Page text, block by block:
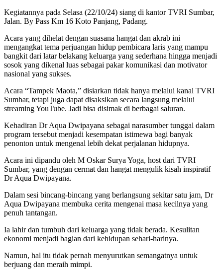
Kegiatannya pada Selasa (22/10/24) siang di kantor TVRI Sumbar,
Jalan. By Pass Km 16 Koto Panjang, Padang.
Acara yang dihelat dengan suasana hangat dan akrab ini
mengangkat tema perjuangan hidup pembicara laris yang mampu
bangkit dari latar belakang keluarga yang sederhana hingga menjadi
sosok yang dikenal luas sebagai pakar komunikasi dan motivator
nasional yang sukses.
Acara “Tampek Maota,” disiarkan tidak hanya melalui kanal TVRI
Sumbar, tetapi juga dapat disaksikan secara langsung melalui
streaming YouTube. Jadi bisa disimak di berbagai saluran.
Kehadiran Dr Aqua Dwipayana sebagai narasumber tunggal dalam
program tersebut menjadi kesempatan istimewa bagi banyak
penonton untuk mengenal lebih dekat perjalanan hidupnya.
Acara ini dipandu oleh M Oskar Surya Yoga, host dari TVRI
Sumbar, yang dengan cermat dan hangat mengulik kisah inspiratif
Dr Aqua Dwipayana.
Dalam sesi bincang-bincang yang berlangsung sekitar satu jam, Dr
Aqua Dwipayana membuka cerita mengenai masa kecilnya yang
penuh tantangan.
Ia lahir dan tumbuh dari keluarga yang tidak berada. Kesulitan
ekonomi menjadi bagian dari kehidupan sehari-harinya.
Namun, hal itu tidak pernah menyurutkan semangatnya untuk
berjuang dan meraih mimpi.